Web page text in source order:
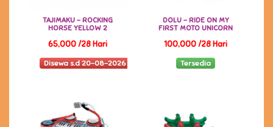
TAJIMAKU - ROCKING
HORSE YELLOW 2
65,000 /28 Hari
Disewa s.d 20-08-2026
DOLU - RIDE ON MY
FIRST MOTO UNICORN
100,000 /28 Hari
Tersedia